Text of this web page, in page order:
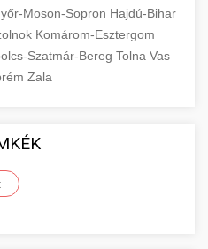
Moson-Sopron Hajdú-Bihar
Komárom-Esztergom
Szatmár-Bereg Tolna Vas
Zala